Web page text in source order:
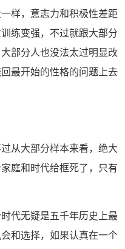
样，意志力和积极性差距
练变强，不过就跟大部分
部分人也没法太过明显改
最开始的性格的问题上去
从大部分样本来看，绝大
庭和时代给框死了，只有
代无疑是五千年历史上最
和选择，如果认真在一个